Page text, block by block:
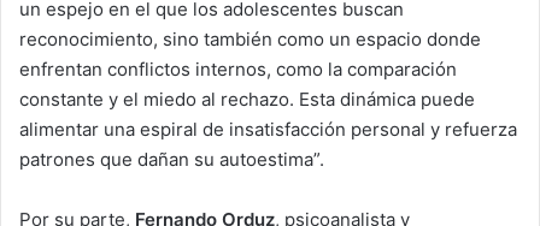
un espejo en el que los adolescentes buscan
reconocimiento, sino también como un espacio donde
enfrentan conflictos internos, como la comparación
constante y el miedo al rechazo. Esta dinámica puede
alimentar una espiral de insatisfacción personal y refuerza
patrones que dañan su autoestima”.
Por su parte, Fernando Orduz, psicoanalista y